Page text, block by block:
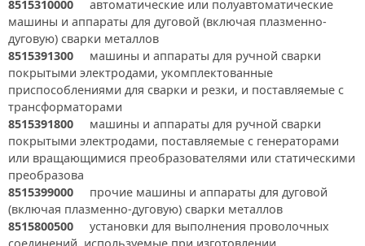
8515310000 автоматические или полуавтоматические
машины и аппараты для дуговой (включая плазменно-
дуговую) сварки металлов
8515391300 машины и аппараты для ручной сварки
покрытыми электродами, укомплектованные
приспособлениями для сварки и резки, и поставляемые с
трансформаторами
8515391800 машины и аппараты для ручной сварки
покрытыми электродами, поставляемые с генераторами
или вращающимися преобразователями или статическими
преобразова
8515399000 прочие машины и аппараты для дуговой
(включая плазменно-дуговую) сварки металлов
8515800500 установки для выполнения проволочных